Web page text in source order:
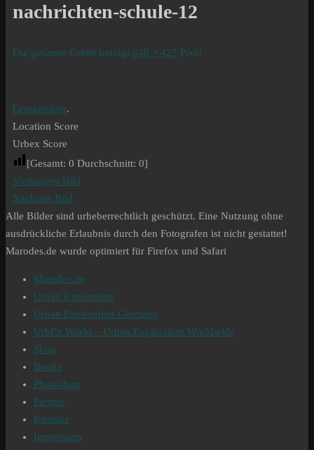
nachrichten-schule-12
Die gesamte Größe beträgt 640 × 427 Pixel
Lesezeichen.
Location Score
Urbex Score
[Gesamt: 0 Durchschnitt: 0]
Vorheriges Bild
Nächstes Bild
Alle Bilder sind urheberrechtlich geschützt. Eine Nutzung ohne
ausdrückliche Erlaubnis durch den Fotografen ist nicht gestattet!
Marodes.de wurde optimiert für Firefox und Safari
Marodes.de
Urban Exploration
Urban Exploration Germany
UrbEx World – Urban Exploration Worldwide
Shop
Books
Photoshop
Partner
Kontakt
Impressum